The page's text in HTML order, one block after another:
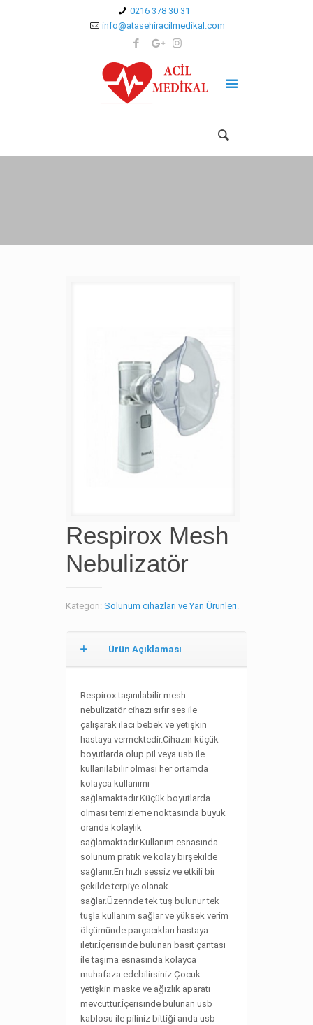
0216 378 30 31
info@atasehiracilmedikal.com
Respirox Mesh
Nebulizatör
Kategori: Solunum cihazları ve Yan Ürünleri.
Ürün Açıklaması
Respirox taşınılabilir mesh
nebulizatör cihazı sıfır ses ile
çalışarak ilacı bebek ve yetişkin
hastaya vermektedir.Cihazın küçük
boyutlarda olup pil veya usb ile
kullanılabilir olması her ortamda
kolayca kullanımı
sağlamaktadır.Küçük boyutlarda
olması temizleme noktasında büyük
oranda kolaylık
sağlamaktadır.Kullanım esnasında
solunum pratik ve kolay birşekilde
sağlanır.En hızlı sessiz ve etkili bir
şekilde terpiye olanak
sağlar.Üzerinde tek tuş bulunur tek
tuşla kullanım sağlar ve yüksek verim
ölçümünde parçacıkları hastaya
iletir.İçerisinde bulunan basit çantası
ile taşıma esnasında kolayca
muhafaza edebilirsiniz.Çocuk
yetişkin maske ve ağızlık aparatı
mevcuttur.İçerisinde bulunan usb
kablosu ile piliniz bittiği anda usb